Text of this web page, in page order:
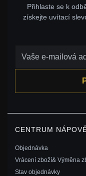
Přihlaste se k
získejte uvítací
CENTRUM
Objednávka
Vrácení zboží& Výměna
Stav objednávky